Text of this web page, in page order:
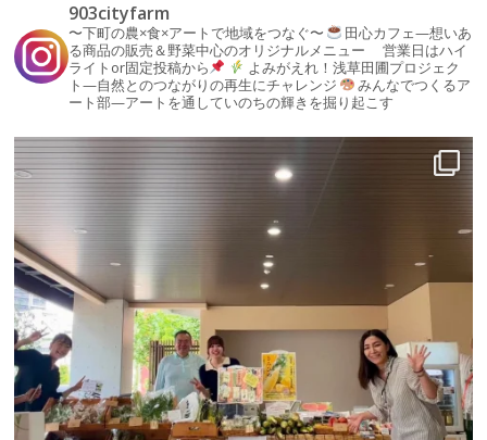
903cityfarm
〜下町の農×食×アートで地域をつなぐ〜
田心カフェ—想いあ
る商品の販売＆野菜中心のオリジナルメニュー 営業日はハイ
ライトor固定投稿から
よみがえれ！浅草田圃プロジェク
ト—自然とのつながりの再生にチャレンジ
みんなでつくるア
ート部—アートを通していのちの輝きを掘り起こす